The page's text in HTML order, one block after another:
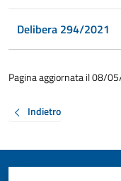
Delibera 294/2021
Pagina aggiornata il 08/
Indietro